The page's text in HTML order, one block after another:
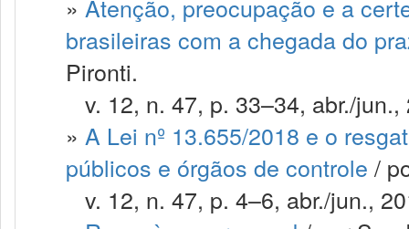
» Atenção, preocupação e a
brasileiras com a chegada do
Pironti.
v. 12, n. 47, p. 33–34, abr./jun.,
» A Lei nº 13.655/2018 e o
públicos e órgãos de controle /
v. 12, n. 47, p. 4–6, abr./jun.,